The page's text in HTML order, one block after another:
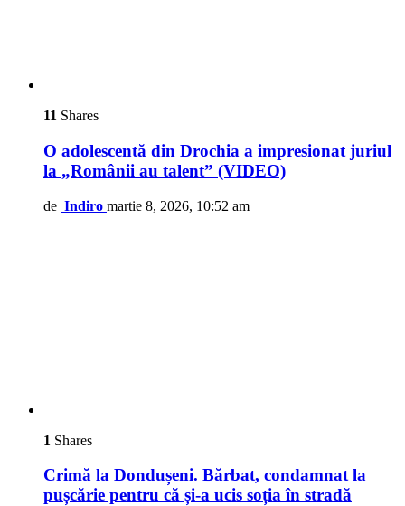
11 Shares
O adolescentă din Drochia a impresionat juriul
la „Românii au talent” (VIDEO)
de Indiro martie 8, 2026, 10:52 am
1 Shares
Crimă la Dondușeni. Bărbat, condamnat la
pușcărie pentru că și-a ucis soția în stradă